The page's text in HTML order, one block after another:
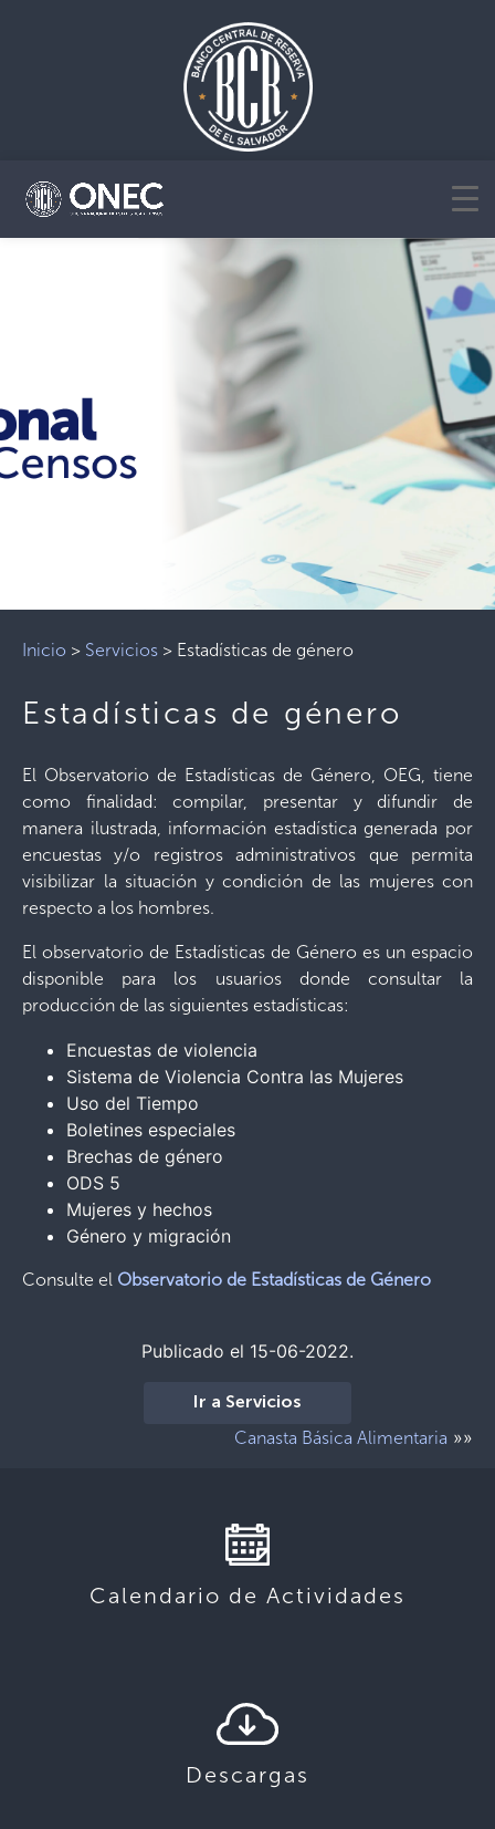
Inicio > Servicios > Estadísticas de género
Estadísticas de género
El Observatorio de Estadísticas de Género, OEG, tiene
como ﬁnalidad: compilar, presentar y difundir de
manera ilustrada, información estadística generada por
encuestas y/o registros administrativos que permita
visibilizar la situación y condición de las mujeres con
respecto a los hombres.
El observatorio de Estadísticas de Género es un espacio
disponible para los usuarios donde consultar la
producción de las siguientes estadísticas:
Encuestas de violencia
Sistema de Violencia Contra las Mujeres
Uso del Tiempo
Boletines especiales
Brechas de género
ODS 5
Mujeres y hechos
Género y migración
Consulte el Observatorio de Estadísticas de Género
Publicado el 15-06-2022.
Ir a Servicios
Canasta Básica Alimentaria »»
Calendario de Actividades
Descargas